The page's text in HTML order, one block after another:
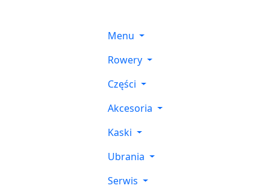
Menu
Rowery
Części
Akcesoria
Kaski
Ubrania
Serwis